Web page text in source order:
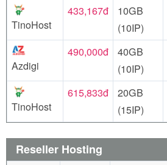
TinoHost
433,167đ
10GB
(10IP)
Azdigi
490,000đ
40GB
(10IP)
TinoHost
615,833đ
20GB
(15IP)
Reseller Hosting